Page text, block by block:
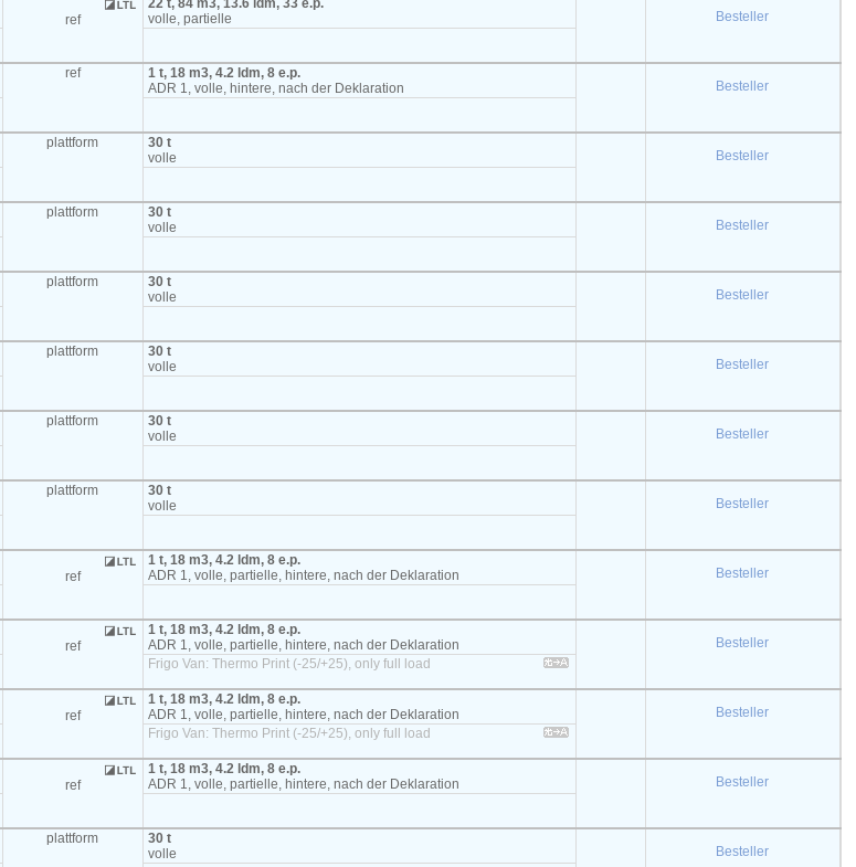
ref
22 t, 84 m3, 13.6 ldm, 33 e.p.
volle, partielle
Besteller
ref
1 t, 18 m3, 4.2 ldm, 8 e.p.
ADR 1, volle, hintere, nach der Deklaration
Besteller
plattform
30 t
volle
Besteller
plattform
30 t
volle
Besteller
plattform
30 t
volle
Besteller
plattform
30 t
volle
Besteller
plattform
30 t
volle
Besteller
plattform
30 t
volle
Besteller
ref
1 t, 18 m3, 4.2 ldm, 8 e.p.
ADR 1, volle, partielle, hintere, nach der Deklaration
Besteller
ref
1 t, 18 m3, 4.2 ldm, 8 e.p.
ADR 1, volle, partielle, hintere, nach der Deklaration
Besteller
Frigo Van: Thermo Print (-25/+25), only full load
ref
1 t, 18 m3, 4.2 ldm, 8 e.p.
ADR 1, volle, partielle, hintere, nach der Deklaration
Besteller
Frigo Van: Thermo Print (-25/+25), only full load
ref
1 t, 18 m3, 4.2 ldm, 8 e.p.
ADR 1, volle, partielle, hintere, nach der Deklaration
Besteller
plattform
30 t
volle
Besteller